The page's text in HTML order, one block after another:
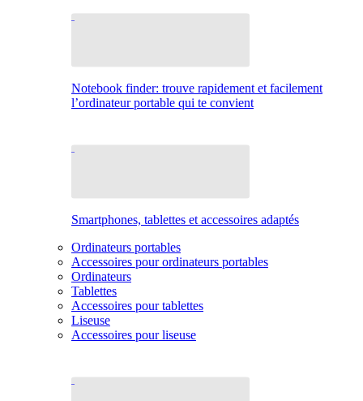
Notebook finder: trouve rapidement et facilement
l’ordinateur portable qui te convient
Smartphones, tablettes et accessoires adaptés
Ordinateurs portables
Accessoires pour ordinateurs portables
Ordinateurs
Tablettes
Accessoires pour tablettes
Liseuse
Accessoires pour liseuse